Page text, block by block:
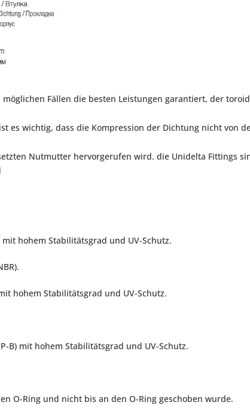
Fällen die besten Leistungen garantiert, der
es wichtig, dass die Kompression der Dichtung nicht von
Nutmutter hervorgerufen wird. die Unidelta Fittings
mit hohem Stabilitätsgrad und UV-Schutz.
hohem Stabilitätsgrad und UV-Schutz.
B) mit hohem Stabilitätsgrad und UV-Schutz.
O-Ring und nicht bis an den O-Ring geschoben wurde.